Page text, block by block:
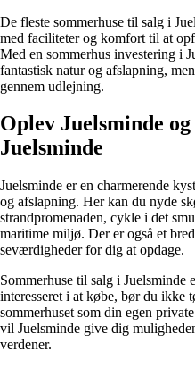
De fleste sommerhuse til salg i
med faciliteter og komfort til at
Med en sommerhus investering i
fantastisk natur og afslapning,
gennem udlejning.
Oplev Juelsminde
Juelsminde
Juelsminde er en charmerende
og afslapning. Her kan du nyde
strandpromenaden, cykle i det
maritime miljø. Der er også et
seværdigheder for dig at opdage.
Sommerhuse til salg i Juelsminde
interesseret i at købe, bør du ikke
sommerhuset som din egen
vil Juelsminde give dig
verdener.